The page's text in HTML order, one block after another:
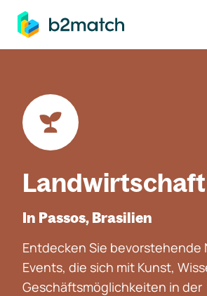
springen
In Passos, Brasilien
Entdecken Sie bevorstehende
Events, die sich mit Kunst,
Geschäftsmöglichkeiten in der